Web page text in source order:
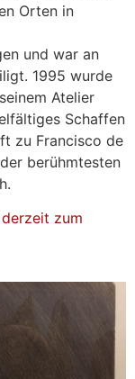
Orten in
und war an
1995 wurde
Atelier
Schaffen
zu Francisco de
berühmtesten
zum